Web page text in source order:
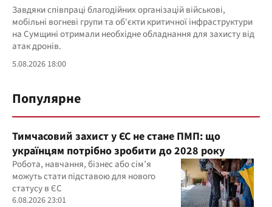
Завдяки співпраці благодійних організацій військові,
мобільні вогневі групи та об'єкти критичної інфраструктури
на Сумщині отримали необхідне обладнання для захисту від
атак дронів.
5.08.2026 18:00
Популярне
Тимчасовий захист у ЄС не стане ПМП: що
українцям потрібно зробити до 2028 року
Робота, навчання, бізнес або сім’я
можуть стати підставою для нового
статусу в ЄС
6.08.2026 23:01